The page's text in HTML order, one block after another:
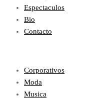
Espectaculos
Bio
Contacto
Corporativos
Moda
Musica